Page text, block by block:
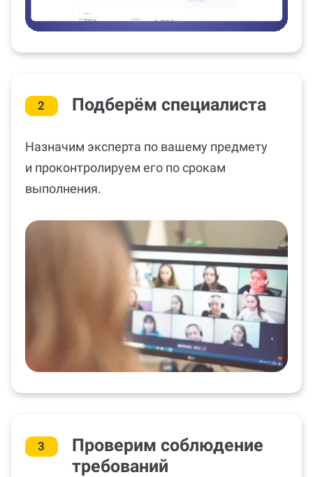
2 Подберём специалиста
Назначим эксперта по вашему предмету
и проконтролируем его по срокам
выполнения.
3
Проверим соблюдение
требований